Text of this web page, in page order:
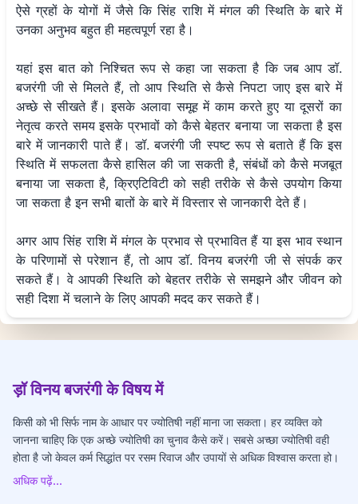
ऐसे ग्रहों के योगों में जैसे कि सिंह राशि में मंगल की स्थिति के बारे में
उनका अनुभव बहुत ही महत्वपूर्ण रहा है।
यहां इस बात को निश्चित रूप से कहा जा सकता है कि जब आप डॉ.
बजरंगी जी से मिलते हैं, तो आप स्थिति से कैसे निपटा जाए इस बारे में
अच्छे से सीखते हैं। इसके अलावा समूह में काम करते हुए या दूसरों का
नेतृत्व करते समय इसके प्रभावों को कैसे बेहतर बनाया जा सकता है इस
बारे में जानकारी पाते हैं। डॉ. बजरंगी जी स्पष्ट रूप से बताते हैं कि इस
स्थिति में सफलता कैसे हासिल की जा सकती है, संबंधों को कैसे मजबूत
बनाया जा सकता है, क्रिएटिविटी को सही तरीके से कैसे उपयोग किया
जा सकता है इन सभी बातों के बारे में विस्तार से जानकारी देते हैं।
अगर आप सिंह राशि में मंगल के प्रभाव से प्रभावित हैं या इस भाव स्थान
के परिणामों से परेशान हैं, तो आप डॉ. विनय बजरंगी जी से संपर्क कर
सकते हैं। वे आपकी स्थिति को बेहतर तरीके से समझने और जीवन को
सही दिशा में चलाने के लिए आपकी मदद कर सकते हैं।
ड़ॉ विनय बजरंगी के विषय में
किसी को भी सिर्फ नाम के आधार पर ज्योतिषी नहीं माना जा सकता। हर व्यक्ति को
जानना चाहिए कि एक अच्छे ज्योतिषी का चुनाव कैसे करें। सबसे अच्छा ज्योतिषी वही
होता है जो केवल कर्म सिद्धांत पर रसम रिवाज और उपायों से अधिक विश्वास करता हो।
अधिक पढ़ें...